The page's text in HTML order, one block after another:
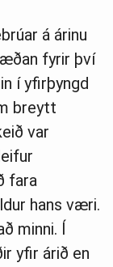
á árinu
fyrir því
í yfirþyngd
breytt
var
fara
hans væri.
minni. Í
yfir árið en